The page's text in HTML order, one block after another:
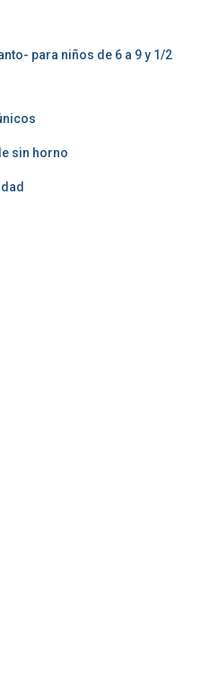
para niños de 6 a 9 y 1/2
sin horno